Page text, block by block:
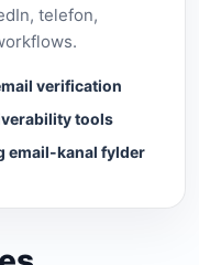
telefon,
verification
tools
email-kanal fylder